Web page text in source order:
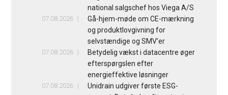
national salgschef hos Viega A/S
07.08.2026
Gå-hjem-møde om CE-mærkning
og produktlovgivning for
selvstændige og SMV’er
07.08.2026
Betydelig vækst i datacentre øger
efterspørgslen efter
energieffektive løsninger
07.08.2026
Unidrain udgiver første ESG-